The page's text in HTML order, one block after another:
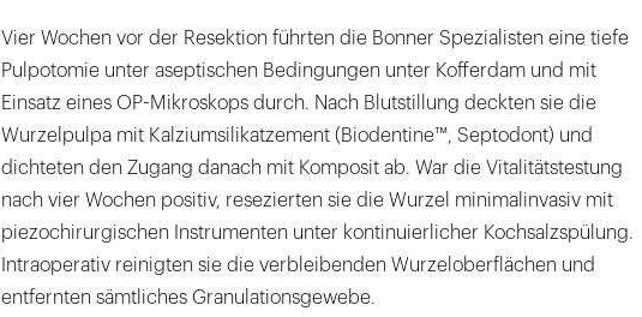
Vier Wochen vor der Resektion führten die Bonner Spezialisten eine tiefe
Pulpotomie unter aseptischen Bedingungen unter Kofferdam und mit
Einsatz eines OP-Mikroskops durch. Nach Blutstillung deckten sie die
Wurzelpulpa mit Kalziumsilikatzement (Biodentine™, Septodont) und
dichteten den Zugang danach mit Komposit ab. War die Vitalitätstestung
nach vier Wochen positiv, resezierten sie die Wurzel minimalinvasiv mit
piezochirurgischen Instrumenten unter kontinuierlicher Kochsalzspülung.
Intraoperativ reinigten sie die verbleibenden Wurzeloberflächen und
entfernten sämtliches Granulationsgewebe.